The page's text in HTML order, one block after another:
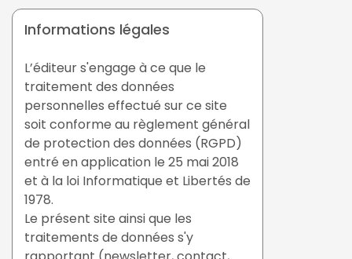
Informations légales
L’éditeur s'engage à ce que le
traitement des données
personnelles effectué sur ce site
soit conforme au règlement général
de protection des données (RGPD)
entré en application le 25 mai 2018
et à la loi Informatique et Libertés de
1978.
Le présent site ainsi que les
traitements de données s'y